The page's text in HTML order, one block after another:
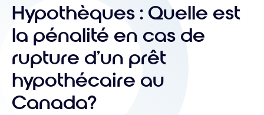
Hypothèques : Quelle est
la pénalité en cas de
rupture d’un prêt
hypothécaire au
Canada?